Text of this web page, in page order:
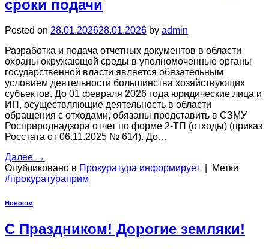
сроки подачи
Posted on 28.01.202628.01.2026 by admin
Разработка и подача отчетных документов в области
охраны окружающей среды в уполномоченные органы
государственной власти является обязательным
условием деятельности большинства хозяйствующих
субъектов. До 01 февраля 2026 года юридические лица и
ИП, осуществляющие деятельность в области
обращения с отходами, обязаны представить в СЗМУ
Росприроднадзора отчет по форме 2-ТП (отходы) (приказ
Росстата от 06.11.2025 № 614). До…
Далее →
Опубликовано в Прокуратура информирует
Метки
#прокуратураприм
Новости
С Праздником! Дорогие земляки!